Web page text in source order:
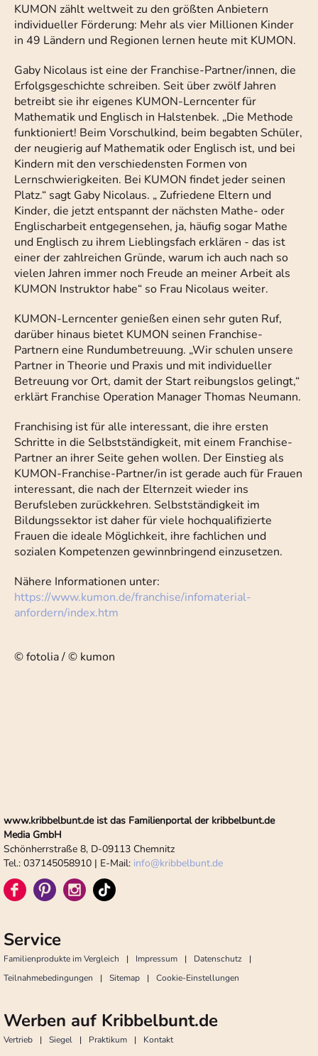
KUMON zählt weltweit zu den größten Anbietern
individueller Förderung: Mehr als vier Millionen Kinder
in 49 Ländern und Regionen lernen heute mit KUMON.
Gaby Nicolaus ist eine der Franchise-Partner/innen, die
Erfolgsgeschichte schreiben. Seit über zwölf Jahren
betreibt sie ihr eigenes KUMON-Lerncenter für
Mathematik und Englisch in Halstenbek. „Die Methode
funktioniert! Beim Vorschulkind, beim begabten Schüler,
der neugierig auf Mathematik oder Englisch ist, und bei
Kindern mit den verschiedensten Formen von
Lernschwierigkeiten. Bei KUMON findet jeder seinen
Platz.“ sagt Gaby Nicolaus. „ Zufriedene Eltern und
Kinder, die jetzt entspannt der nächsten Mathe- oder
Englischarbeit entgegensehen, ja, häufig sogar Mathe
und Englisch zu ihrem Lieblingsfach erklären - das ist
einer der zahlreichen Gründe, warum ich auch nach so
vielen Jahren immer noch Freude an meiner Arbeit als
KUMON Instruktor habe“ so Frau Nicolaus weiter.
KUMON-Lerncenter genießen einen sehr guten Ruf,
darüber hinaus bietet KUMON seinen Franchise-
Partnern eine Rundumbetreuung. „Wir schulen unsere
Partner in Theorie und Praxis und mit individueller
Betreuung vor Ort, damit der Start reibungslos gelingt,“
erklärt Franchise Operation Manager Thomas Neumann.
Franchising ist für alle interessant, die ihre ersten
Schritte in die Selbstständigkeit, mit einem Franchise-
Partner an ihrer Seite gehen wollen. Der Einstieg als
KUMON-Franchise-Partner/in ist gerade auch für Frauen
interessant, die nach der Elternzeit wieder ins
Berufsleben zurückkehren. Selbstständigkeit im
Bildungssektor ist daher für viele hochqualifizierte
Frauen die ideale Möglichkeit, ihre fachlichen und
sozialen Kompetenzen gewinnbringend einzusetzen.
Nähere Informationen unter:
https://www.kumon.de/franchise/infomaterial-
anfordern/index.htm
© fotolia / © kumon
www.kribbelbunt.de ist das Familienportal der kribbelbunt.de
Media GmbH
Schönherrstraße 8, D-09113 Chemnitz
Tel.: 037145058910 | E-Mail: info@kribbelbunt.de
Service
Familienprodukte im Vergleich Impressum
Datenschutz
Teilnahmebedingungen
Sitemap Cookie-Einstellungen
Werben auf Kribbelbunt.de
Vertrieb Siegel Praktikum Kontakt